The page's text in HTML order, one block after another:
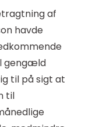
af
havde
gengæld
til på sigt at
til